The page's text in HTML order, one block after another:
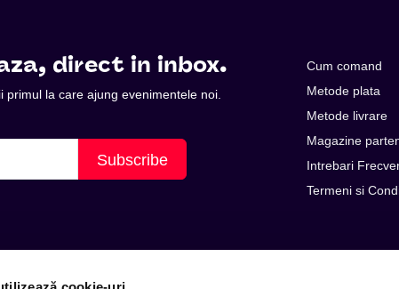
direct in inbox.
la care ajung evenimentele noi.
Subscribe
Cum comand
Metode plata
Metode livrare
Magazine
Intrebari
Termeni si